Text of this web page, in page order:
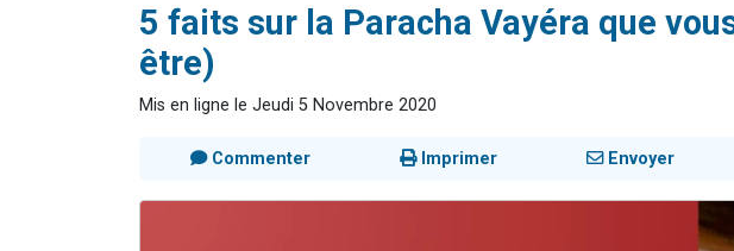
5 faits sur la Paracha Vayéra que
être)
Mis en ligne le Jeudi 5 Novembre 2020
Commenter Imprimer Envoyer